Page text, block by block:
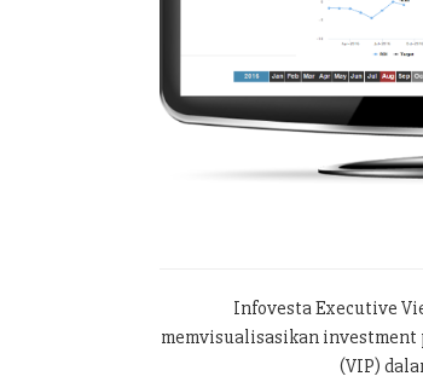
Infovesta Executive
memvisualisasikan
(VIP)